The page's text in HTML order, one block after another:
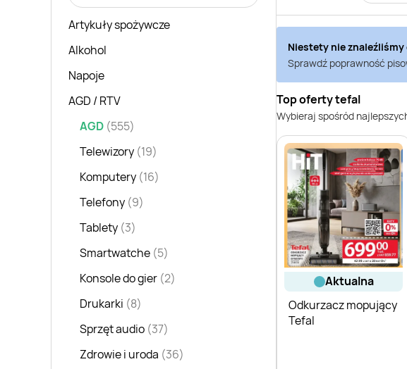
Artykuły spożywcze
Alkohol
Napoje
AGD / RTV
AGD (555)
Telewizory (19)
Komputery (16)
Telefony (9)
Tablety (3)
Smartwatche (5)
Konsole do gier (2)
Drukarki (8)
Sprzęt audio (37)
Zdrowie i uroda (36)
Niestety nie
Sprawdź poprawność
Top oferty tefal
Wybieraj spośród
aktualna
Odkurzacz mopujący
Tefal